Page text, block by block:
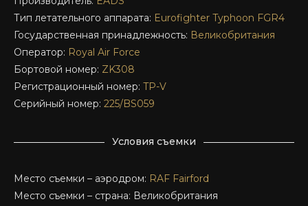
Тип летательного аппарата: Eurofighter Typhoon FGR4
Государственная принадлежность: Великобритания
Оператор: Royal Air Force
Бортовой номер: ZK308
Регистрационный номер: TP-V
Серийный номер: 225/BS059
Условия съемки
Место съемки – аэродром: RAF Fairford
Место съемки – страна: Великобритания